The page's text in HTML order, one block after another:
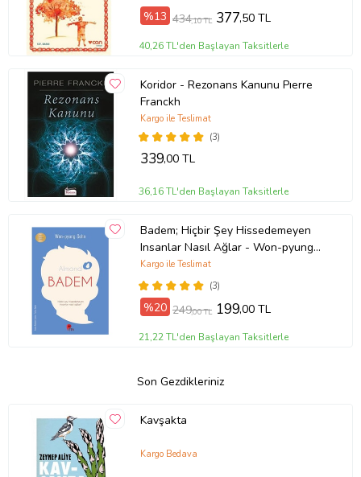
%13 434,10 TL 377,50 TL
40,26 TL'den Başlayan Taksitlerle
Koridor - Rezonans Kanunu Pıerre
Franckh
(3)
Kargo ile Teslimat
339,00 TL
36,16 TL'den Başlayan Taksitlerle
Badem; Hiçbir Şey Hissedemeyen
Insanlar Nasıl Ağlar - Won-pyung
Sohn - Peta Kitap
(3)
Kargo ile Teslimat
%20 249,00 TL 199,00 TL
21,22 TL'den Başlayan Taksitlerle
Son Gezdikleriniz
Kavşakta
Kargo Bedava